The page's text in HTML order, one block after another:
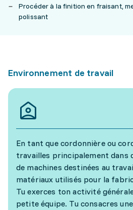
Procéder à la finition en fraisant,
polissant
Environnement de travail
En tant que cordonnière ou
travailles principalement dans
de machines destinées au
matériaux utilisés pour la
Tu exerces ton activité
petite équipe. Tu consacres